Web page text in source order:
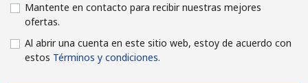
Mantente en contacto para recibir nuestras mejores
ofertas.
Al abrir una cuenta en este sitio web, estoy de acuerdo con
estos Términos y condiciones.